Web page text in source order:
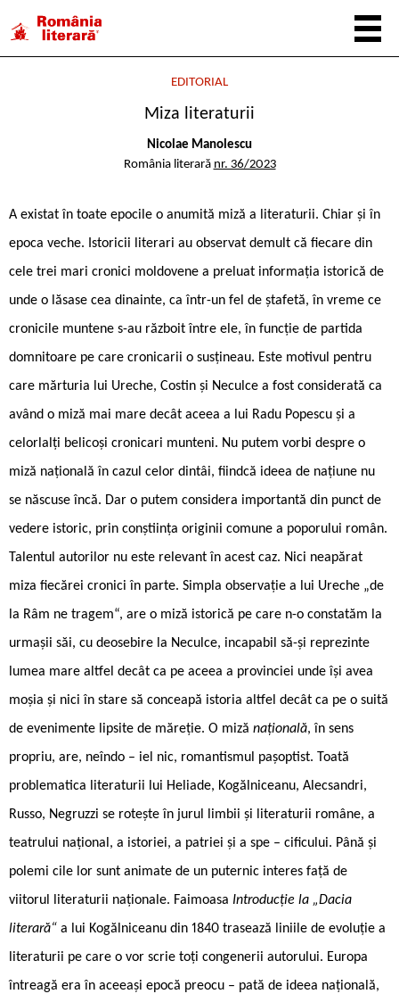
EDITORIAL
Miza literaturii
Nicolae Manolescu
România literară nr. 36/2023
A existat în toate epocile o anumită miză a literaturii. Chiar și în
epoca veche. Istoricii literari au observat demult că fiecare din
cele trei mari cronici moldovene a preluat informația istorică de
unde o lăsase cea dinainte, ca într-un fel de ștafetă, în vreme ce
cronicile muntene s-au războit între ele, în funcție de partida
domnitoare pe care cronicarii o susțineau. Este motivul pentru
care mărturia lui Ureche, Costin și Neculce a fost considerată ca
având o miză mai mare decât aceea a lui Radu Popescu și a
celorlalți belicoși cronicari munteni. Nu putem vorbi despre o
miză națională în cazul celor dintâi, fiindcă ideea de națiune nu
se născuse încă. Dar o putem considera importantă din punct de
vedere istoric, prin conștiința originii comune a poporului român.
Talentul autorilor nu este relevant în acest caz. Nici neapărat
miza fiecărei cronici în parte. Simpla observație a lui Ureche „de
la Râm ne tragem“, are o miză istorică pe care n-o constatăm la
urmașii săi, cu deosebire la Neculce, incapabil să-și reprezinte
lumea mare altfel decât ca pe aceea a provinciei unde își avea
moșia și nici în stare să conceapă istoria altfel decât ca pe o suită
de evenimente lipsite de măreție. O miză națională, în sens
propriu, are, neîndo – iel nic, romantismul pașoptist. Toată
problematica literaturii lui Heliade, Kogălniceanu, Alecsandri,
Russo, Negruzzi se rotește în jurul limbii și literaturii române, a
teatrului național, a istoriei, a patriei și a spe – cificului. Până și
polemi cile lor sunt animate de un puternic interes față de
viitorul literaturii naționale. Faimoasa Introducție la „Dacia
literară“ a lui Kogălniceanu din 1840 trasează liniile de evoluție a
literaturii pe care o vor scrie toți congenerii autorului. Europa
întreagă era în aceeași epocă preocu – pată de ideea națională,